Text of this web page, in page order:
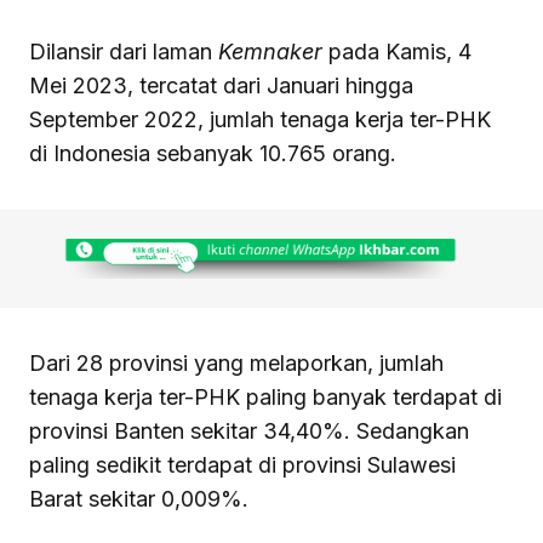
Dilansir dari laman Kemnakerpada Kamis, 4
Mei 2023, tercatat dari Januari hingga
September 2022, jumlah tenaga kerja ter-PHK
di Indonesia sebanyak 10.765 orang.
Dari 28 provinsi yang melaporkan, jumlah
tenaga kerja ter-PHK paling banyak terdapat di
provinsi Banten sekitar 34,40%. Sedangkan
paling sedikit terdapat di provinsi Sulawesi
Barat sekitar 0,009%.